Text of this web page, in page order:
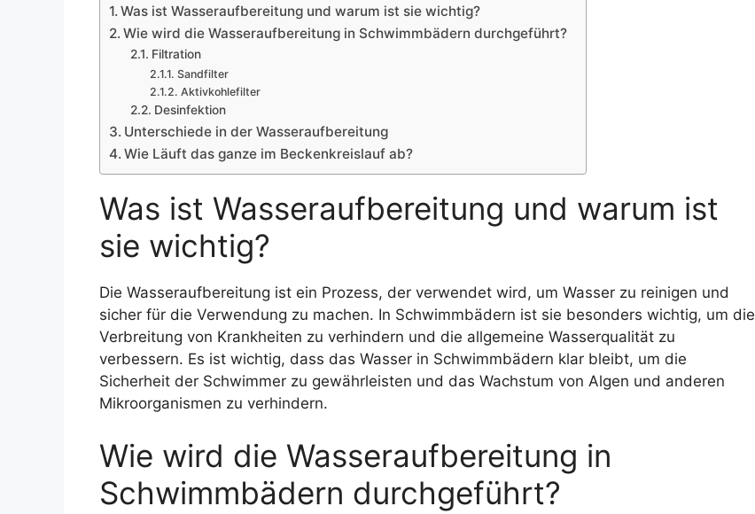
Was ist Wasseraufbereitung und warum ist sie wichtig?
Wie wird die Wasseraufbereitung in Schwimmbädern durchgeführt?
Filtration
Sandfilter
Aktivkohlefilter
Desinfektion
Unterschiede in der Wasseraufbereitung
Wie Läuft das ganze im Beckenkreislauf ab?
Was ist Wasseraufbereitung und warum ist
sie wichtig?
Die Wasseraufbereitung ist ein Prozess, der verwendet wird, um Wasser zu reinigen und
sicher für die Verwendung zu machen. In Schwimmbädern ist sie besonders wichtig, um die
Verbreitung von Krankheiten zu verhindern und die allgemeine Wasserqualität zu
verbessern. Es ist wichtig, dass das Wasser in Schwimmbädern klar bleibt, um die
Sicherheit der Schwimmer zu gewährleisten und das Wachstum von Algen und anderen
Mikroorganismen zu verhindern.
Wie wird die Wasseraufbereitung in
Schwimmbädern durchgeführt?